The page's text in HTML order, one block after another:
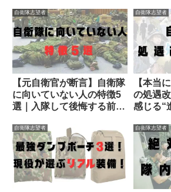
自衛隊志望者
【元自衛官が断言】自衛隊
に向いていない人の特徴5
選｜入隊して後悔する前に
自衛隊志望者
【本当
の処遇
感じる“
自衛隊志望者 自衛隊志望者